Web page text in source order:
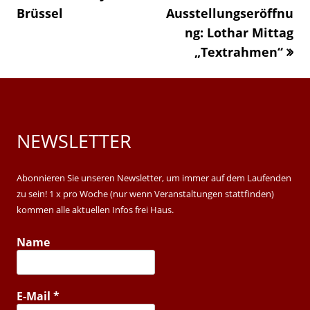
Brüssel
Ausstellungseröffnu
ng: Lothar Mittag
„Textrahmen“
Main
Sidebar
NEWSLETTER
Abonnieren Sie unseren Newsletter, um immer auf dem Laufenden
zu sein! 1 x pro Woche (nur wenn Veranstaltungen stattfinden)
kommen alle aktuellen Infos frei Haus.
Name
E-Mail *